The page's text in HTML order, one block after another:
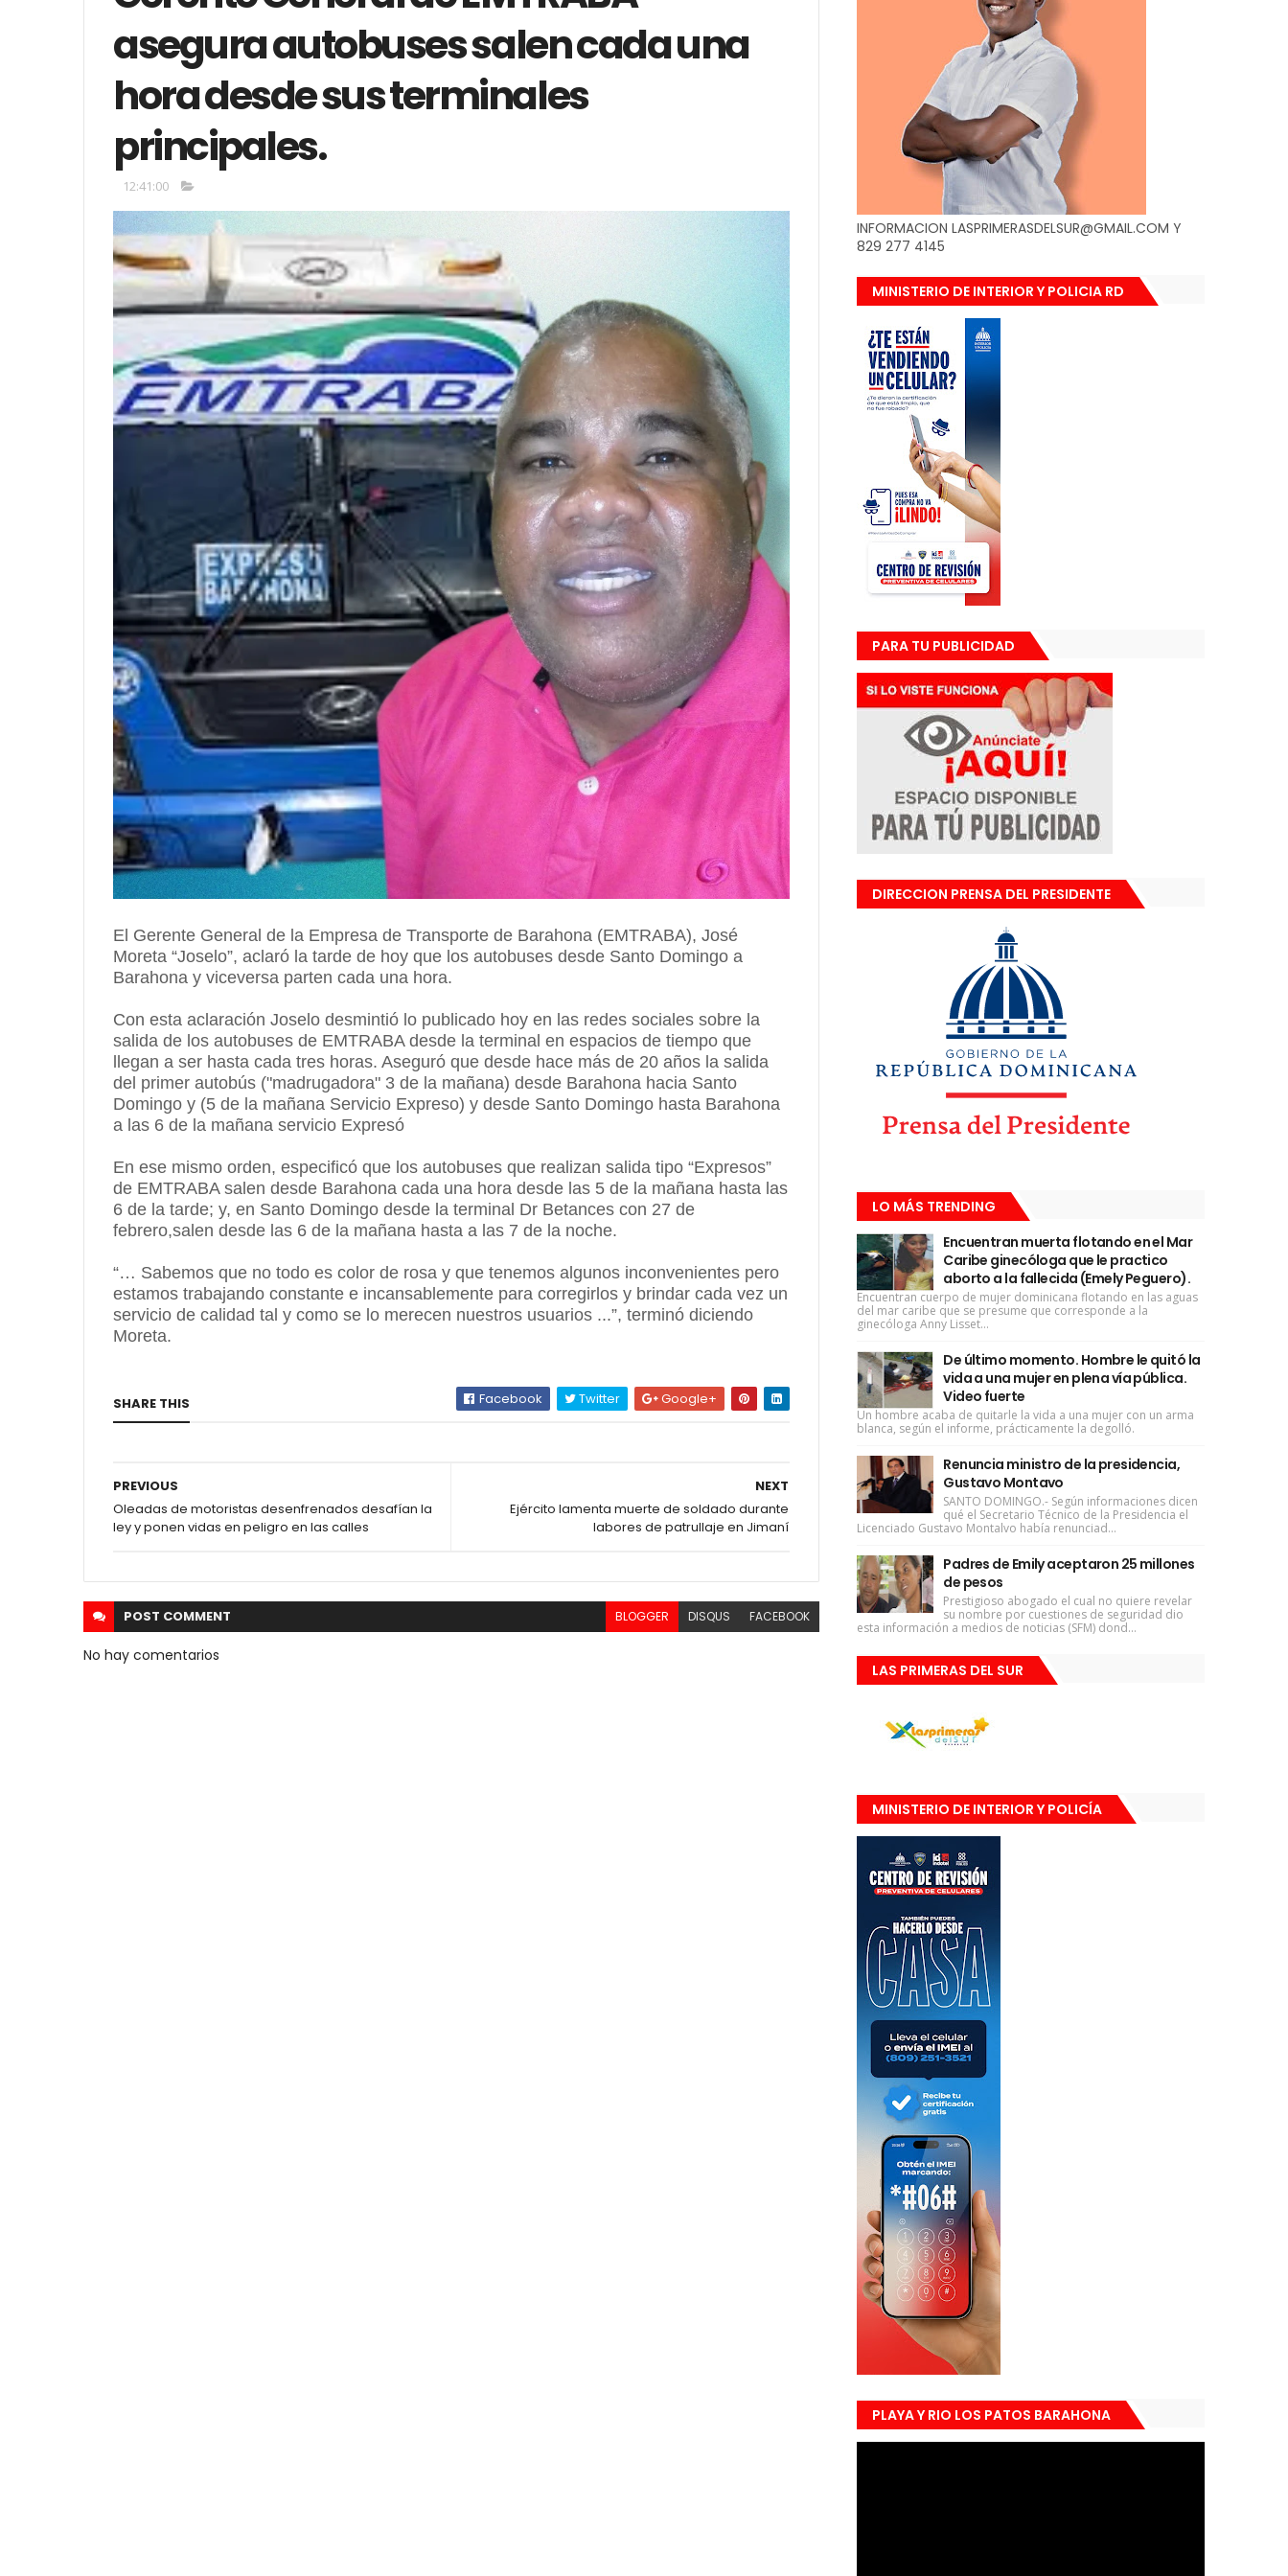
asegura autobuses salen cada una
hora desde sus terminales
principales.
12:41:00
El Gerente General de la Empresa de Transporte de Barahona (EMTRABA), José
Moreta “Joselo”, aclaró la tarde de hoy que los autobuses desde Santo Domingo a
Barahona y viceversa parten cada una hora.
Con esta aclaración Joselo desmintió lo publicado hoy en las redes sociales sobre la
salida de los autobuses de EMTRABA desde la terminal en espacios de tiempo que
llegan a ser hasta cada tres horas. Aseguró que desde hace más de 20 años la salida
del primer autobús ("madrugadora" 3 de la mañana) desde Barahona hacia Santo
Domingo y (5 de la mañana Servicio Expreso) y desde Santo Domingo hasta Barahona
a las 6 de la mañana servicio Expresó
En ese mismo orden, especificó que los autobuses que realizan salida tipo “Expresos”
de EMTRABA salen desde Barahona cada una hora desde las 5 de la mañana hasta las
6 de la tarde; y, en Santo Domingo desde la terminal Dr Betances con 27 de
febrero,salen desde las 6 de la mañana hasta a las 7 de la noche.
“… Sabemos que no todo es color de rosa y que tenemos algunos inconvenientes pero
estamos trabajando constante e incansablemente para corregirlos y brindar cada vez un
servicio de calidad tal y como se lo merecen nuestros usuarios ...”, terminó diciendo
Moreta.
SHARE THIS Facebook Twitter Google+
NEXT
Ejército lamenta muerte de soldado durante
labores de patrullaje en Jimaní
PREVIOUS
Oleadas de motoristas desenfrenados desafían la
ley y ponen vidas en peligro en las calles
POST COMMENT BLOGGER DISQUS FACEBOOK
No hay comentarios
INFORMACION LASPRIMERASDELSUR@GMAIL.COM Y
829 277 4145
MINISTERIO DE INTERIOR Y POLICIA RD
PARA TU PUBLICIDAD
DIRECCION PRENSA DEL PRESIDENTE
LO MÁS TRENDING
Encuentran muerta flotando en el Mar
Caribe ginecóloga que le practico
aborto a la fallecida (Emely Peguero).
Encuentran cuerpo de mujer dominicana flotando en las aguas
del mar caribe que se presume que corresponde a la
ginecóloga Anny Lisset...
De último momento. Hombre le quitó la
vida a una mujer en plena vía pública.
Video fuerte
Un hombre acaba de quitarle la vida a una mujer con un arma
blanca, según el informe, prácticamente la degolló.
Renuncia ministro de la presidencia,
Gustavo Montavo
SANTO DOMINGO.- Según informaciones dicen
qué el Secretario Técnico de la Presidencia el
Licenciado Gustavo Montalvo había renunciad...
Padres de Emily aceptaron 25 millones
de pesos
Prestigioso abogado el cual no quiere revelar
su nombre por cuestiones de seguridad dio
esta información a medios de noticias (SFM) dond...
LAS PRIMERAS DEL SUR
MINISTERIO DE INTERIOR Y POLICÍA
PLAYA Y RIO LOS PATOS BARAHONA